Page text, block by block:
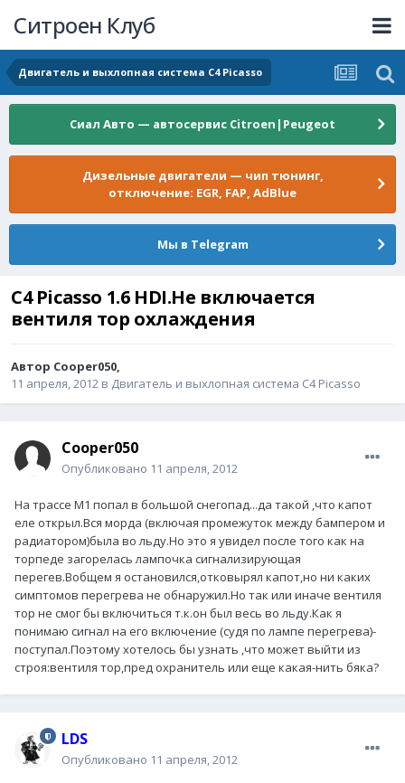
Ситроен Клуб
Двигатель и выхлопная система C4 Picasso
Сиал Авто — автосервис Citroen|Peugeot
Дизельные двигатели — чип тюнинг,
отключение: EGR, FAP, AdBlue
Мы в Telegram
С4 Picasso 1.6 HDI.Не включается
вентиля тор охлаждения
Автор Cooper050,
11 апреля, 2012 в Двигатель и выхлопная система C4 Picasso
Cooper050
Опубликовано 11 апреля, 2012
На трассе М1 попал в большой снегопад...да такой ,что капот
еле открыл.Вся морда (включая промежуток между бампером и
радиатором)была во льду.Но это я увидел после того как на
торпеде загорелась лампочка сигнализирующая
перегев.Вобщем я остановился,отковырял капот,но ни каких
симптомов перегрева не обнаружил.Но так или иначе вентиля
тор не смог бы включиться т.к.он был весь во льду.Как я
понимаю сигнал на его включение (судя по лампе перегрева)-
поступал.Поэтому хотелось бы узнать ,что может выйти из
строя:вентиля тор,пред охранитель или еще какая-нить бяка?
LDS
Опубликовано 11 апреля, 2012